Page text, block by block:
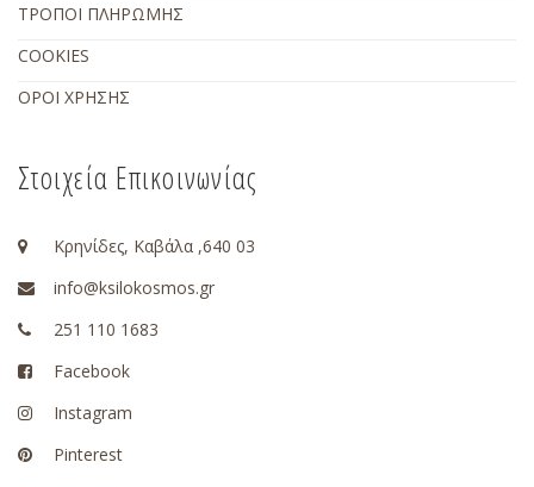
ΤΡΟΠΟΙ ΠΛΗΡΩΜΗΣ
COOKIES
ΟΡΟΙ ΧΡΗΣΗΣ
Στοιχεία Επικοινωνίας
Κρηνίδες, Καβάλα ,640 03
info@ksilokosmos.gr
251 110 1683
Facebook
Instagram
Pinterest